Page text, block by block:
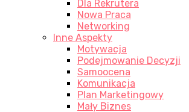
Dla Rekrutera
Nowa Praca
Networking
Inne Aspekty
Motywacja
Podejmowanie Decyzji
Samoocena
Komunikacja
Plan Marketingowy
Mały Biznes